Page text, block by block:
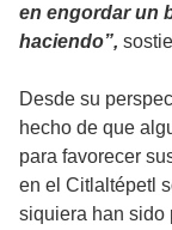
en engordar un
haciendo”,
Desde su
hecho de que
para favorecer
en el Citlaltépetl
siquiera han sido